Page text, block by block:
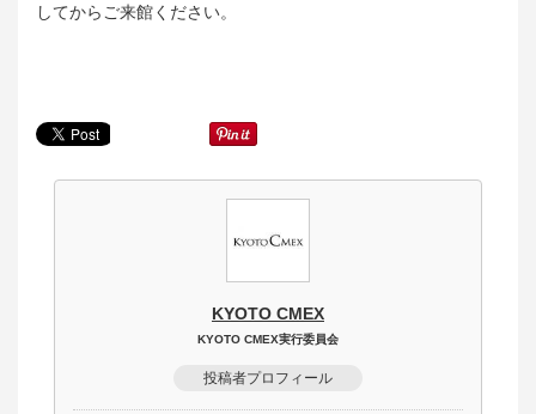
してからご来館ください。
KYOTO CMEX
KYOTO CMEX実行委員会
投稿者プロフィール